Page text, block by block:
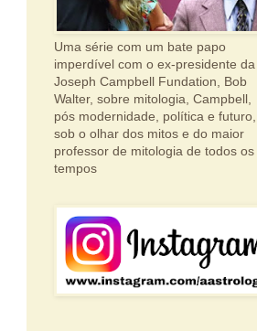
Uma série com um bate papo
imperdível com o ex-presidente da
Joseph Campbell Fundation, Bob
Walter, sobre mitologia, Campbell,
pós modernidade, política e futuro,
sob o olhar dos mitos e do maior
professor de mitologia de todos os
tempos